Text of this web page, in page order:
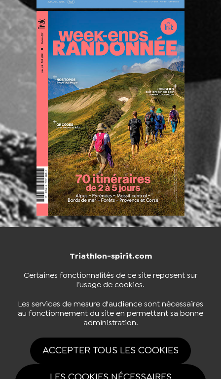
Triathlon-spirit.com
Certaines fonctionnalités de ce site reposent sur
l’usage de cookies.
Les services de mesure d'audience sont nécessaires
au fonctionnement du site en permettant sa bonne
administration.
ACCEPTER TOUS LES COOKIES
LES COOKIES NÉCESSAIRES
NOUS CONTACTER BOUTIQUE
NOUS SUIVRE